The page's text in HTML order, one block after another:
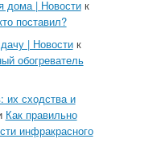
дома | Новостик
поставил?
| Новостик
обогреватель
их сходства и
Как правильно
инфракрасного